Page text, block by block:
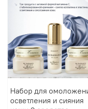
Набор для
осветления и сияния